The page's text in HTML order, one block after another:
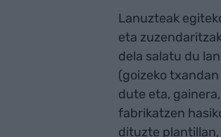
Lanuzteak
eta
dela salatu du
(goizeko
dute eta,
fabrikatzen
dituzte plantillan,